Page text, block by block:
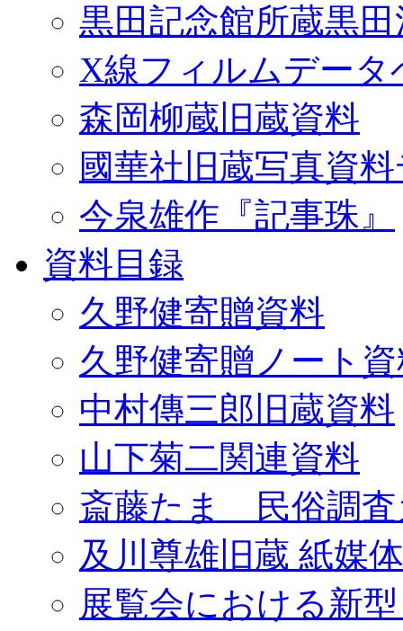
黒田記念館所蔵黒
X線フィルムデータ
森岡柳蔵旧蔵資料
國華社旧蔵写真資
今泉雄作『記事珠』
資料目録
久野健寄贈資料
久野健寄贈ノート
中村傳三郎旧蔵資料
山下菊二関連資料
斎藤たま 民俗調査
及川尊雄旧蔵 紙媒
展覧会における新